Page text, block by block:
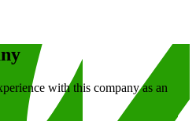
with this company as an